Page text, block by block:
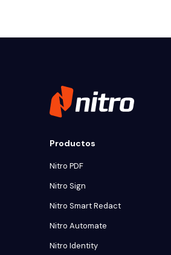
Productos
Nitro PDF
Nitro Sign
Nitro Smart Redact
Nitro Automate
Nitro Identity